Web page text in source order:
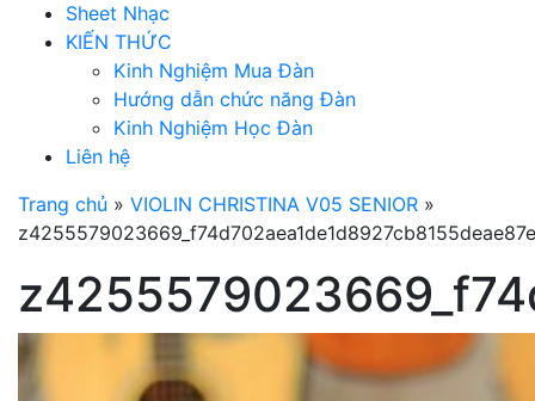
Sheet Nhạc
KIẾN THỨC
Kinh Nghiệm Mua Đàn
Hướng dẫn chức năng Đàn
Kinh Nghiệm Học Đàn
Liên hệ
Trang chủ » VIOLIN CHRISTINA V05 SENIOR »
z4255579023669_f74d702aea1de1d8927cb8155deae87e